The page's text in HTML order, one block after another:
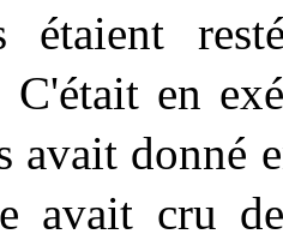
étaient
C'était en
avait donné
avait cru